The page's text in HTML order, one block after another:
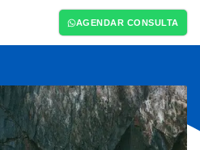
AGENDAR CONSULTA